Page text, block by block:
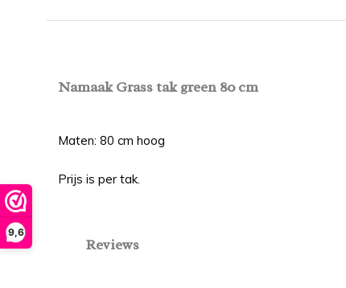
9,6
Namaak Grass tak green 80 cm
Maten: 80 cm hoog
Prijs is per tak.
Reviews